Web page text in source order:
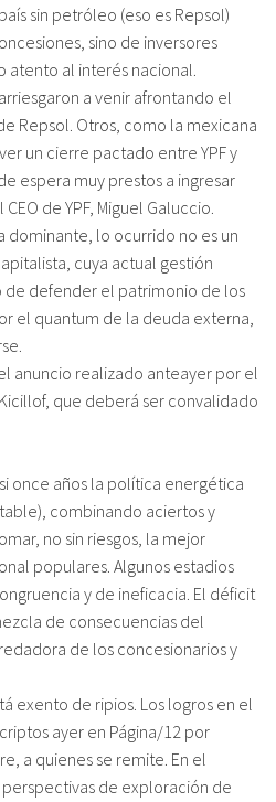
sin petróleo (eso es Repsol)
sino de inversores
atento al interés nacional.
a venir afrontando el
Repsol. Otros, como la mexicana
un cierre pactado entre YPF y
espera muy prestos a ingresar
de YPF, Miguel Galuccio.
dominante, lo ocurrido no es un
cuya actual gestión
defender el patrimonio de los
el quantum de la deuda externa,
anuncio realizado anteayer por el
que deberá ser convalidado
once años la política energética
combinando aciertos y
no sin riesgos, la mejor
populares. Algunos estadios
y de ineficacia. El déficit
de consecuencias del
de los concesionarios y
exento de ripios. Los logros en el
ayer en Página/12 por
a quienes se remite. En el
de exploración de